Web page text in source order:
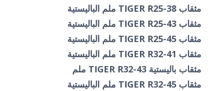
مثقاب TIGER R25-38 ملم الباليستية
مثقاب TIGER R25-43 ملم الباليستية
مثقاب TIGER R25-45 ملم الباليستية
مثقاب TIGER R32-41 ملم الباليستية
مثقاب باليستية TIGER R32-43 ملم
مثقاب TIGER R32-45 ملم الباليستية